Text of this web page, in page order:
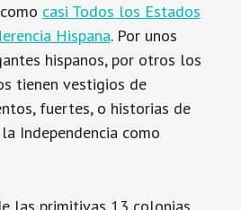
casi Todos los Estados
Hispana. Por unos
hispanos, por otros los
tienen vestigios de
fuertes, o historias de
Independencia como